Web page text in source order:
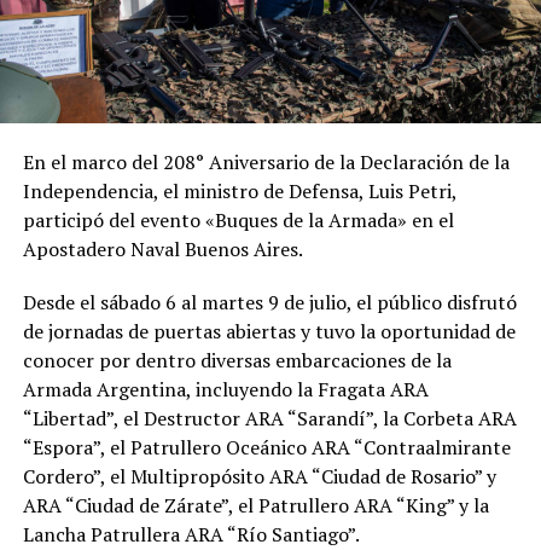
En el marco del 208° Aniversario de la Declaración de la
Independencia, el ministro de Defensa, Luis Petri,
participó del evento «Buques de la Armada» en el
Apostadero Naval Buenos Aires.
Desde el sábado 6 al martes 9 de julio, el público disfrutó
de jornadas de puertas abiertas y tuvo la oportunidad de
conocer por dentro diversas embarcaciones de la
Armada Argentina, incluyendo la Fragata ARA
“Libertad”, el Destructor ARA “Sarandí”, la Corbeta ARA
“Espora”, el Patrullero Oceánico ARA “Contraalmirante
Cordero”, el Multipropósito ARA “Ciudad de Rosario” y
ARA “Ciudad de Zárate”, el Patrullero ARA “King” y la
Lancha Patrullera ARA “Río Santiago”.